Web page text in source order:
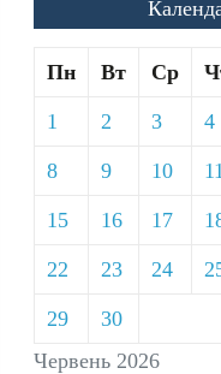
Червень 2026
Пн Вт Ср
1 2 3 4
8 9 10 11
15 16 17
22 23 24
29 30